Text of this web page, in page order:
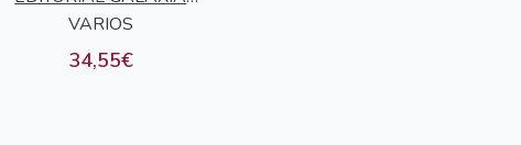
PERIODICAS
S.A.
VARIOS
34,55€